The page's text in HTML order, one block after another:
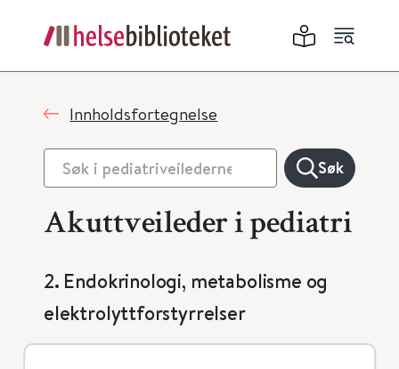
Innholdsfortegnelse
Søk
Akuttveileder i pediatri
2. Endokrinologi, metabolisme og
elektrolyttforstyrrelser